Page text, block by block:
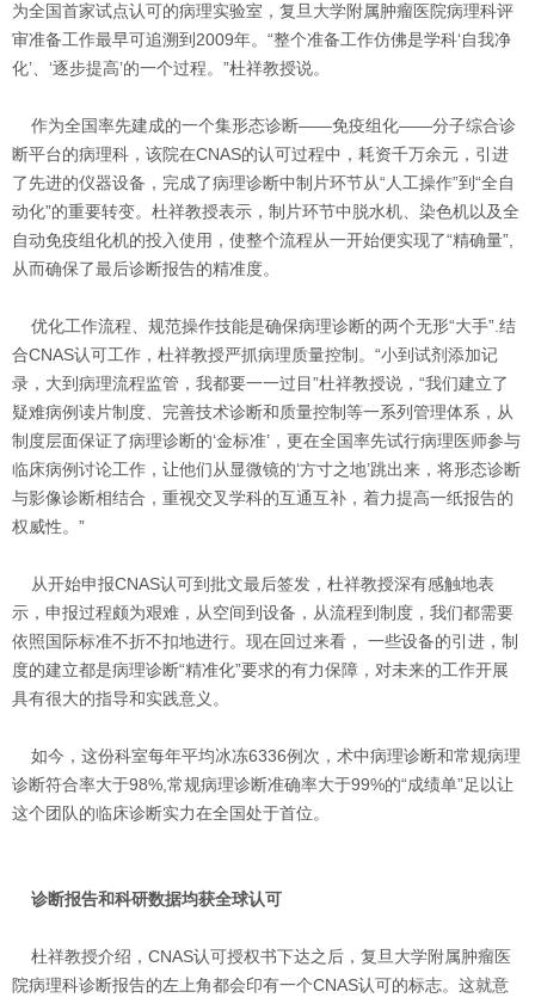
为全国首家试点认可的病理实验室，复旦大学附属肿瘤医院病理科评
审准备工作最早可追溯到2009年。“整个准备工作仿佛是学科‘自我净
化’、‘逐步提高’的一个过程。”杜祥教授说。
作为全国率先建成的一个集形态诊断——免疫组化——分子综合诊
断平台的病理科，该院在CNAS的认可过程中，耗资千万余元，引进
了先进的仪器设备，完成了病理诊断中制片环节从“人工操作”到“全自
动化”的重要转变。杜祥教授表示，制片环节中脱水机、染色机以及全
自动免疫组化机的投入使用，使整个流程从一开始便实现了“精确量”,
从而确保了最后诊断报告的精准度。
优化工作流程、规范操作技能是确保病理诊断的两个无形“大手”.结
合CNAS认可工作，杜祥教授严抓病理质量控制。“小到试剂添加记
录，大到病理流程监管，我都要一一过目”杜祥教授说，“我们建立了
疑难病例读片制度、完善技术诊断和质量控制等一系列管理体系，从
制度层面保证了病理诊断的‘金标准’，更在全国率先试行病理医师参与
临床病例讨论工作，让他们从显微镜的‘方寸之地’跳出来，将形态诊断
与影像诊断相结合，重视交叉学科的互通互补，着力提高一纸报告的
权威性。”
从开始申报CNAS认可到批文最后签发，杜祥教授深有感触地表
示，申报过程颇为艰难，从空间到设备，从流程到制度，我们都需要
依照国际标准不折不扣地进行。现在回过来看， 一些设备的引进，制
度的建立都是病理诊断“精准化”要求的有力保障，对未来的工作开展
具有很大的指导和实践意义。
如今，这份科室每年平均冰冻6336例次，术中病理诊断和常规病理
诊断符合率大于98%,常规病理诊断准确率大于99%的“成绩单”足以让
这个团队的临床诊断实力在全国处于首位。
诊断报告和科研数据均获全球认可
杜祥教授介绍，CNAS认可授权书下达之后，复旦大学附属肿瘤医
院病理科诊断报告的左上角都会印有一个CNAS认可的标志。这就意